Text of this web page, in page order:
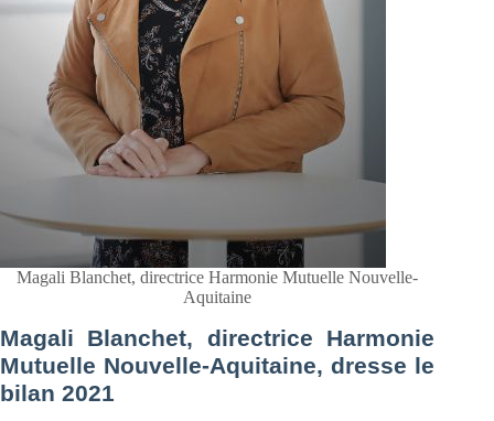
Magali Blanchet, directrice Harmonie Mutuelle Nouvelle-
Aquitaine
Magali Blanchet, directrice Harmonie
Mutuelle Nouvelle-Aquitaine, dresse le
bilan 2021